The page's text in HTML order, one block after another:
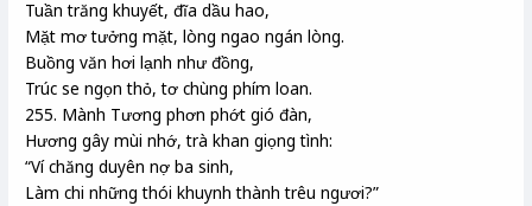
Tuần trăng khuyết, đĩa dầu hao,
Mặt mơ tưởng mặt, lòng ngao ngán lòng.
Buồng văn hơi lạnh như đồng,
Trúc se ngọn thỏ, tơ chùng phím loan.
255. Mành Tương phơn phớt gió đàn,
Hương gây mùi nhớ, trà khan giọng tình:
“Ví chăng duyên nợ ba sinh,
Làm chi những thói khuynh thành trêu ngươi?”